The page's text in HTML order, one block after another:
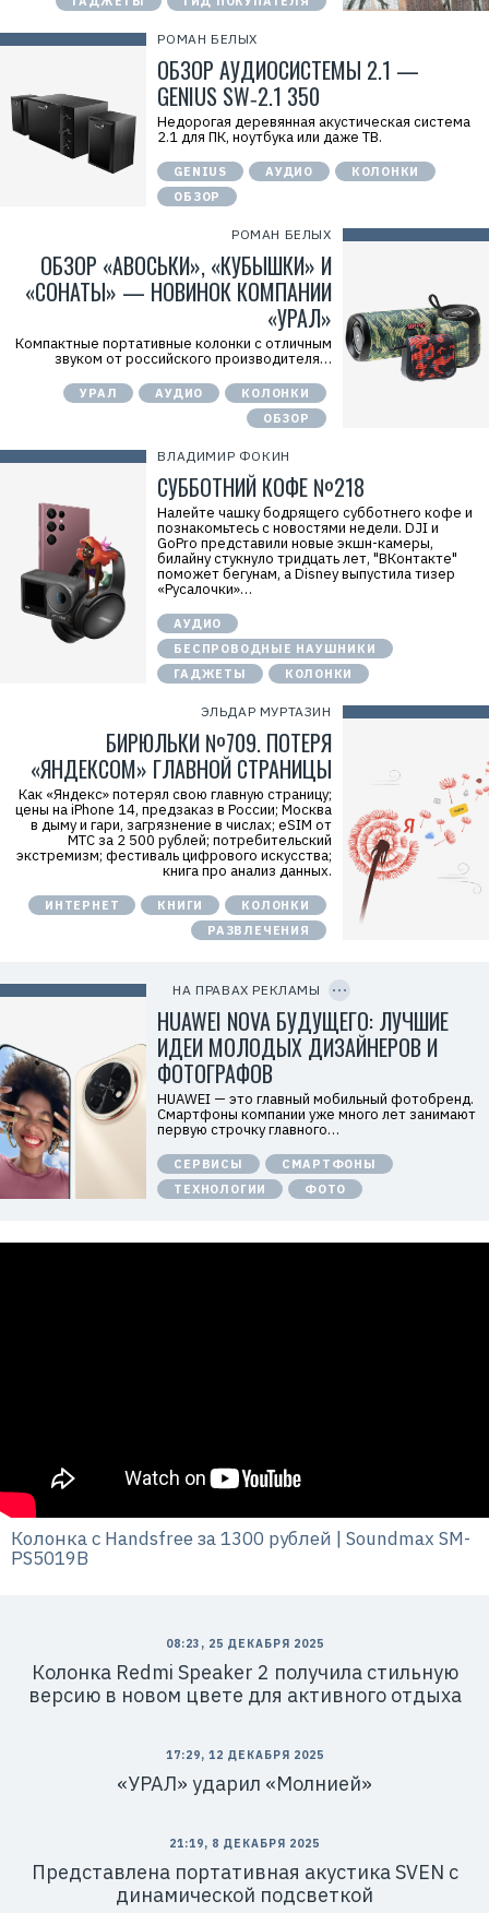
РОМАН БЕЛЫХ
ОБЗОР АУДИОСИСТЕМЫ 2.1 —
GENIUS SW‑2.1 350
Недорогая деревянная акустическая система
2.1 для ПК, ноутбука или даже ТВ.
GENIUS АУДИО
КОЛОНКИ
ОБЗОР
РОМАН БЕЛЫХ
ОБЗОР «АВОСЬКИ», «КУБЫШКИ» И
«СОНАТЫ» — НОВИНОК КОМПАНИИ
«УРАЛ»
Компактные портативные колонки с отличным
звуком от российского производителя…
УРАЛ АУДИО
КОЛОНКИ
ОБЗОР
ВЛАДИМИР ФОКИН
СУББОТНИЙ КОФЕ №218
Налейте чашку бодрящего субботнего кофе и
познакомьтесь с новостями недели. DJI и
GoPro представили новые экшн-камеры,
билайну стукнуло тридцать лет, "ВКонтакте"
поможет бегунам, а Disney выпустила тизер
«Русалочки»…
АУДИО
БЕСПРОВОДНЫЕ НАУШНИКИ
ГАДЖЕТЫ
КОЛОНКИ
ЭЛЬДАР МУРТАЗИН
БИРЮЛЬКИ №709. ПОТЕРЯ
«ЯНДЕКСОМ» ГЛАВНОЙ СТРАНИЦЫ
Как «Яндекс» потерял свою главную страницу;
цены на iPhone 14, предзаказ в России; Москва
в дыму и гари, загрязнение в числах; eSIM от
МТС за 2 500 рублей; потребительский
экстремизм; фестиваль цифрового искусства;
книга про анализ данных.
ИНТЕРНЕТ КНИГИ
КОЛОНКИ
РАЗВЛЕЧЕНИЯ
08:23, 25 ДЕКАБРЯ 2025
Колонка Redmi Speaker 2 получила стильную
версию в новом цвете для активного отдыха
17:29, 12 ДЕКАБРЯ 2025
«УРАЛ» ударил «Молнией»
21:19, 8 ДЕКАБРЯ 2025
Представлена портативная акустика SVEN с
динамической подсветкой
Колонка с Handsfree за 1300 рублей | Soundmax SM-
PS5019B
НА ПРАВАХ РЕКЛАМЫ
л
а
м
а
.
E
r
V
f
n
y
T
к
л
а
м
О
О
О
«
х
к
м
п
а
н
Х
8
0
4
I
HUAWEI NOVA БУДУЩЕГО: ЛУЧШИЕ
ИДЕИ МОЛОДЫХ ДИЗАЙНЕРОВ И
ФОТОГРАФОВ
HUAWEI — это главный мобильный фотобренд.
Смартфоны компании уже много лет занимают
первую строчку главного…
СЕРВИСЫ
СМАРТФОНЫ
ТЕХНОЛОГИИ
ФОТО